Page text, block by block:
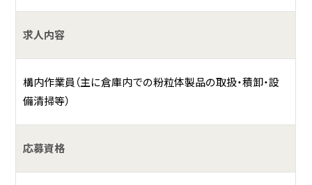
壁「由良埠頭」を設置、またコンテナ貨物にも対応するため多
目的の倉庫群を備えるなど、総合物流会社として多種多様な
顧客ニーズに応えるオペレーション体制を整備しています。
２０２０年に袖ケ浦市に新規営業所を開設し、地元の皆様に
求人内容
構内作業員（主に倉庫内での粉粒体製品の取扱・積卸・設
備清掃等）
応募資格